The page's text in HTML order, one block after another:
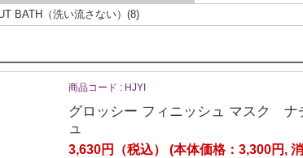
BATH（洗い流さない）(8)
商品コード : HJYI
グロッシー フィニッシュ マスク ナ
ュ
3,630円（税込） (本体価格：3,300円,